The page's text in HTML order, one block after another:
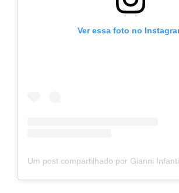
Ver essa foto no
Um post compartilhado por Gianni Infantino – FIFA President